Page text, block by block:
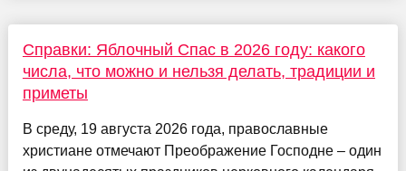
Справки: Яблочный Спас в 2026 году: какого
числа, что можно и нельзя делать, традиции и
приметы
В среду, 19 августа 2026 года, православные
христиане отмечают Преображение Господне – один